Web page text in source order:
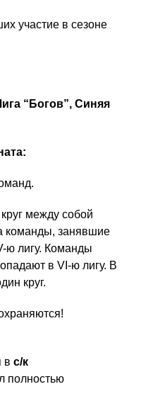
участие в сезоне
“Богов”, Синяя
между собой
команды, занявшие
ю лигу. Команды
в VI-ю лигу. В
круг.
в с/к
полностью